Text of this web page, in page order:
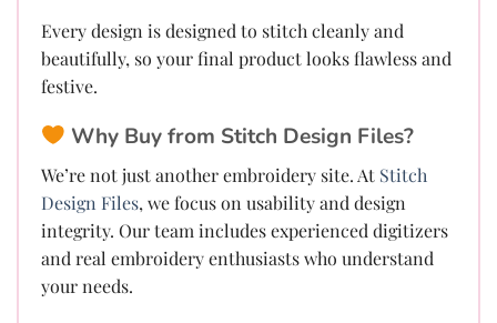
Every design is designed to stitch cleanly and
beautifully, so your final product looks flawless and
festive.
Why Buy from Stitch Design Files?
We’re not just another embroidery site. At Stitch
Design Files, we focus on usability and design
integrity. Our team includes experienced digitizers
and real embroidery enthusiasts who understand
your needs.